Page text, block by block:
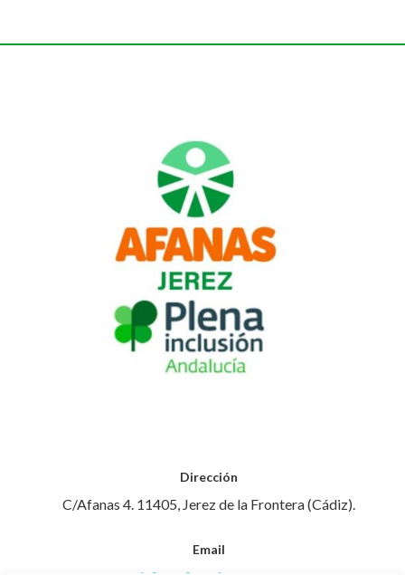
Dirección
C/Afanas 4. 11405, Jerez de la Frontera (Cádiz).
Email